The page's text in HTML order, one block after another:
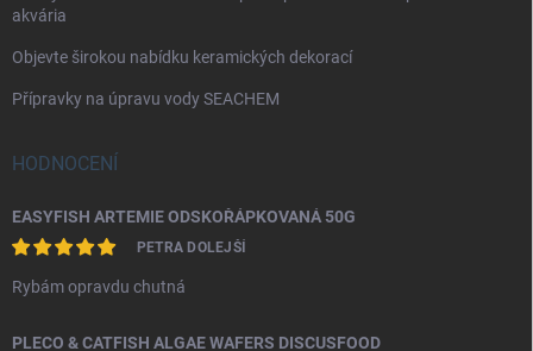
akvária
Objevte širokou nabídku keramických dekorací
Přípravky na úpravu vody SEACHEM
HODNOCENÍ
EASYFISH ARTEMIE ODSKOŘÁPKOVANÁ 50G
PETRA DOLEJŠÍ
Rybám opravdu chutná
PLECO & CATFISH ALGAE WAFERS DISCUSFOOD